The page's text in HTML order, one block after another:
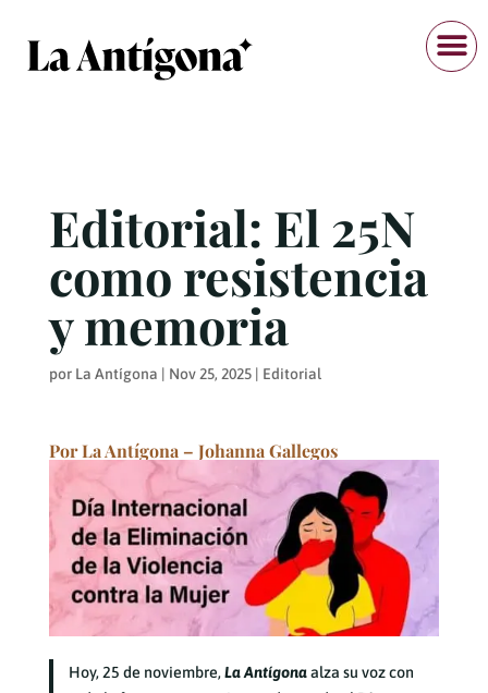
Editorial: El 25N
como resistencia
y memoria
por La Antígona | Nov 25, 2025| Editorial
Por La Antígona – Johanna Gallegos
Hoy, 25 de noviembre,La Antígonaalza su voz con